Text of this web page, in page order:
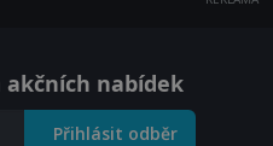
nabídek
Přihlásit odběr